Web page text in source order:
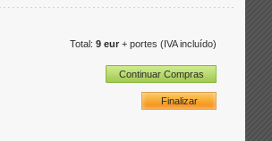
Total: 9 eur + portes (IVA incluído)
Continuar Compras
Finalizar